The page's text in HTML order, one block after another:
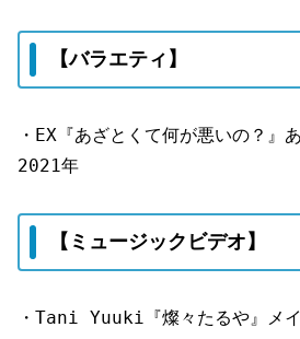
【バラエティ】
・EX『あざとくて何が悪いの？
2021年
【ミュージックビデオ】
・Tani Yuuki『燦々たるや』メ